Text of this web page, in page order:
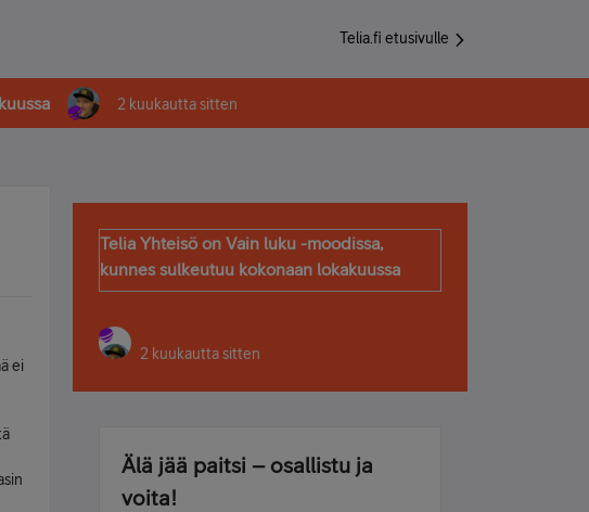
Telia.fi etusivulle
2 kuukautta sitten
ei
Telia Yhteisö on Vain luku -moodissa,
kunnes sulkeutuu kokonaan lokakuussa
2 kuukautta sitten
Älä jää paitsi – osallistu ja
voita!